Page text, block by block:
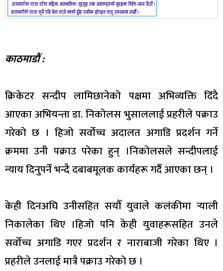
काठमाडौं :
क्रिकेटर सन्दीप लामिछानेको पक्षमा अभिव्यक्ति दिँदै
आएका अभियन्ता डा. निकोलस भुसाललाई प्रहरीले पक्राउ
गरेको छ । हिजो सर्वोच्च अदालत अगाडि प्रदर्शन गर्ने
क्रममा उनी पक्राउ परेका हुन् ।निकोलसले सन्दीपलाई
न्याय दिनुपर्ने भन्दै दबाबमूलक कार्यहरू गर्दै आएका छन् ।
केही दिनअघि उनीसहित सयौँ युवाले कलंकीमा र्‍याली
निकालेका थिए ।हिजो पनि केही युवाहरूसहित उनले
सर्वोच्च अगाडि गएर प्रदर्शन र नाराबाजी गरेका थिए ।
प्रहरीले उनलाई मात्रै पक्राउ गरेको छ ।